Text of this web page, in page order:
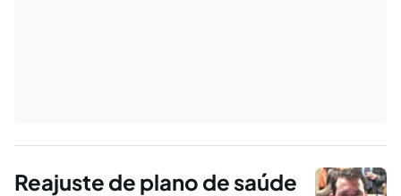
Reajuste de plano de saúde